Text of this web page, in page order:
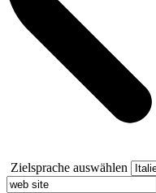
Zielsprache auswählen